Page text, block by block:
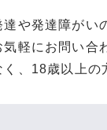
や発達障がい
軽にお問い合
く、18歳以上の